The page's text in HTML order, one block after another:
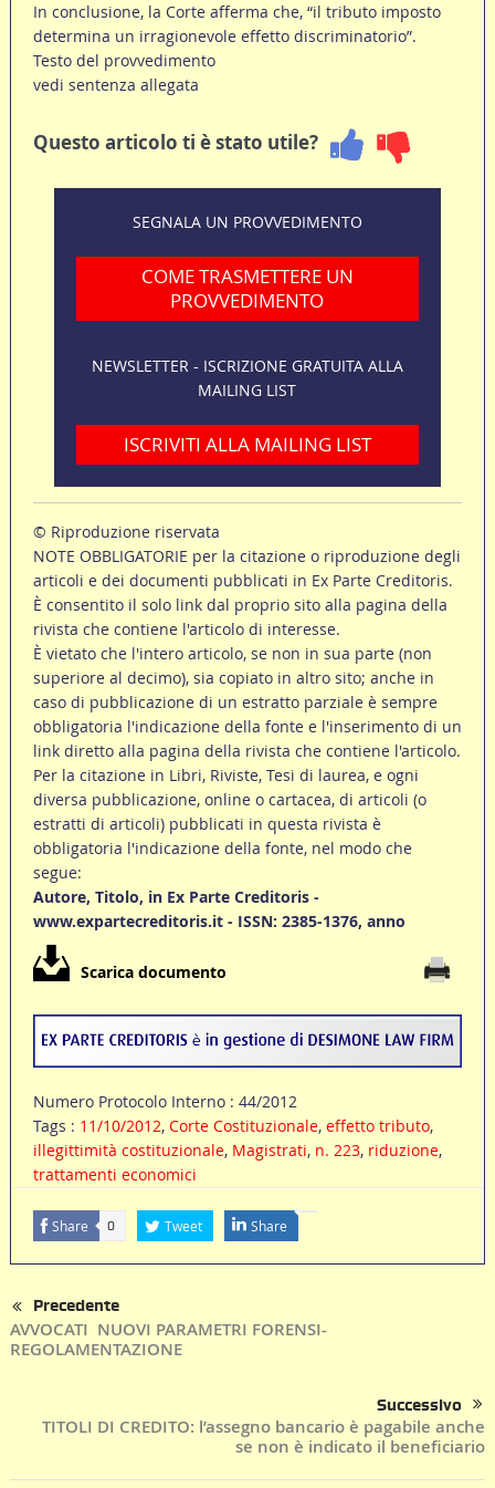
In conclusione, la Corte afferma che, “il tributo imposto
determina un irragionevole effetto discriminatorio”.
Testo del provvedimento
vedi sentenza allegata
Questo articolo ti è stato utile?
SEGNALA UN PROVVEDIMENTO
COME TRASMETTERE UN
PROVVEDIMENTO
NEWSLETTER - ISCRIZIONE GRATUITA ALLA
MAILING LIST
ISCRIVITI ALLA MAILING LIST
© Riproduzione riservata
NOTE OBBLIGATORIE per la citazione o riproduzione degli
articoli e dei documenti pubblicati in Ex Parte Creditoris.
È consentito il solo link dal proprio sito alla pagina della
rivista che contiene l'articolo di interesse.
È vietato che l'intero articolo, se non in sua parte (non
superiore al decimo), sia copiato in altro sito; anche in
caso di pubblicazione di un estratto parziale è sempre
obbligatoria l'indicazione della fonte e l'inserimento di un
link diretto alla pagina della rivista che contiene l'articolo.
Per la citazione in Libri, Riviste, Tesi di laurea, e ogni
diversa pubblicazione, online o cartacea, di articoli (o
estratti di articoli) pubblicati in questa rivista è
obbligatoria l'indicazione della fonte, nel modo che
segue:
Autore, Titolo, in Ex Parte Creditoris -
www.expartecreditoris.it - ISSN: 2385-1376, anno
Scarica documento
Numero Protocolo Interno : 44/2012
Tags : 11/10/2012, Corte Costituzionale, effetto tributo,
illegittimità costituzionale, Magistrati, n. 223, riduzione,
trattamenti economici
Share 0 Tweet Share
Precedente
AVVOCATI  NUOVI PARAMETRI FORENSI-
REGOLAMENTAZIONE
Successivo
TITOLI DI CREDITO: l’assegno bancario è pagabile anche
se non è indicato il beneficiario